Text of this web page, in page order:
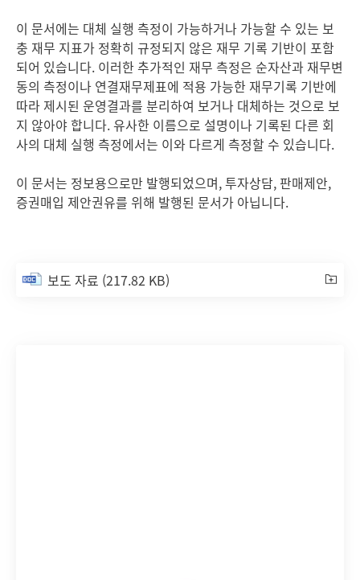
이 문서에는 대체 실행 측정이 가능하거나 가능할 수 있는 보
충 재무 지표가 정확히 규정되지 않은 재무 기록 기반이 포함
되어 있습니다. 이러한 추가적인 재무 측정은 순자산과 재무변
동의 측정이나 연결재무제표에 적용 가능한 재무기록 기반에
따라 제시된 운영결과를 분리하여 보거나 대체하는 것으로 보
지 않아야 합니다. 유사한 이름으로 설명이나 기록된 다른 회
사의 대체 실행 측정에서는 이와 다르게 측정할 수 있습니다.
이 문서는 정보용으로만 발행되었으며, 투자상담, 판매제안,
증권매입 제안권유를 위해 발행된 문서가 아닙니다.
보도 자료 (217.82 KB)